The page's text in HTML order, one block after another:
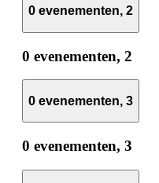
0 evenementen, 2
0 evenementen, 2
0 evenementen, 3
0 evenementen, 3